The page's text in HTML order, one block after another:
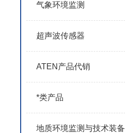
气象环境监测
超声波传感器
ATEN产品代销
*类产品
地质环境监测与技术装备